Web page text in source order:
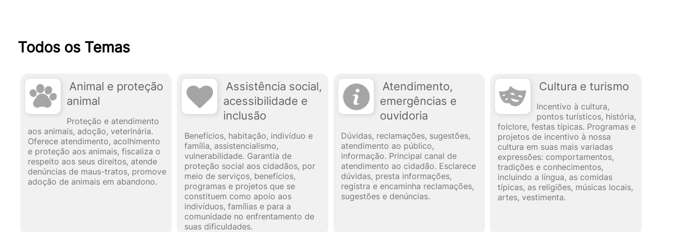
Todos os Temas
Animal e proteção
animal
Proteção e atendimento
aos animais, adoção, veterinária.
Oferece atendimento, acolhimento
e proteção aos animais, fiscaliza o
respeito aos seus direitos, atende
denúncias de maus-tratos, promove
adoção de animais em abandono.
Assistência social,
acessibilidade e
inclusão
Benefícios, habitação, indivíduo e
família, assistencialismo,
vulnerabilidade. Garantia de
proteção social aos cidadãos, por
meio de serviços, benefícios,
programas e projetos que se
constituem como apoio aos
indivíduos, famílias e para a
comunidade no enfrentamento de
suas dificuldades.
Atendimento,
emergências e
ouvidoria
Dúvidas, reclamações, sugestões,
atendimento ao público,
informação. Principal canal de
atendimento ao cidadão. Esclarece
dúvidas, presta informações,
registra e encaminha reclamações,
sugestões e denúncias.
Cultura e turismo
Incentivo à cultura,
pontos turísticos, história,
folclore, festas típicas. Programas e
projetos de incentivo à nossa
cultura em suas mais variadas
expressões: comportamentos,
tradições e conhecimentos,
incluindo a língua, as comidas
típicas, as religiões, músicas locais,
artes, vestimenta.